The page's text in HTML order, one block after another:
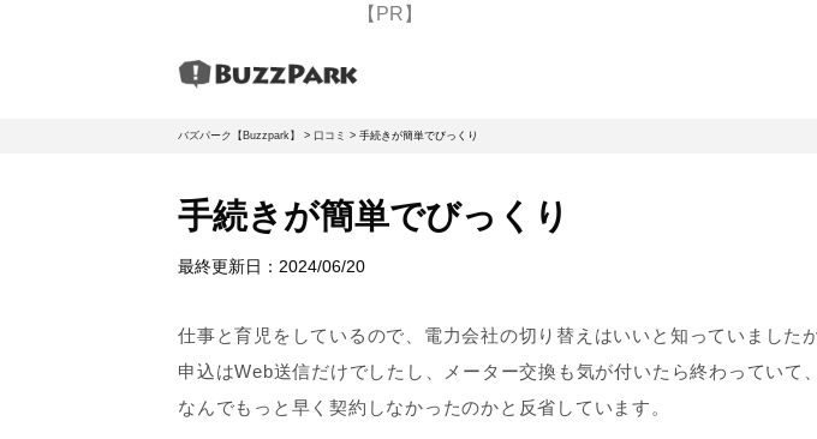
【PR】
バズパーク【Buzzpark】 > 口コミ > 手続きが簡単でびっくり
手続きが簡単でびっくり
最終更新日： 2024/06/20
仕事と育児をしているので、電力会社の切り替えはいいと知っていました
申込はWeb送信だけでしたし、メーター交換も気が付いたら終わっていて
なんでもっと早く契約しなかったのかと反省しています。